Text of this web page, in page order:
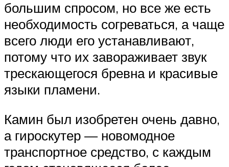
большим спросом, но все же есть
необходимость согреваться, а чаще
всего люди его устанавливают,
потому что их завораживает звук
трескающегося бревна и красивые
языки пламени.
Камин был изобретен очень давно,
а гироскутер — новомодное
транспортное средство, с каждым